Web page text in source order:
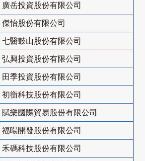
廣岳投資股份有限公司
傑怡股份有限公司
七醫鼓山股份有限公司
弘興投資股份有限公司
田季投資股份有限公司
初衡科技股份有限公司
賦樂國際貿易股份有限公司
福暘開發股份有限公司
禾碼科技股份有限公司